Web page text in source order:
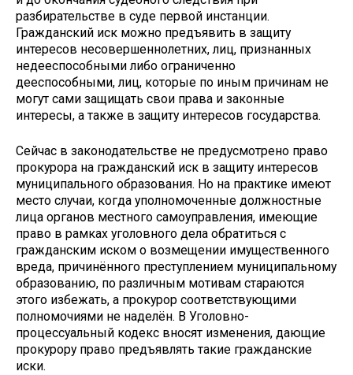
разбирательстве в суде первой инстанции.
Гражданский иск можно предъявить в защиту
интересов несовершеннолетних, лиц, признанных
недееспособными либо ограниченно
дееспособными, лиц, которые по иным причинам не
могут сами защищать свои права и законные
интересы, а также в защиту интересов государства.
Сейчас в законодательстве не предусмотрено право
прокурора на гражданский иск в защиту интересов
муниципального образования. Но на практике имеют
место случаи, когда уполномоченные должностные
лица органов местного самоуправления, имеющие
право в рамках уголовного дела обратиться с
гражданским иском о возмещении имущественного
вреда, причинённого преступлением муниципальному
образованию, по различным мотивам стараются
этого избежать, а прокурор соответствующими
полномочиями не наделён. В Уголовно-
процессуальный кодекс вносят изменения, дающие
прокурору право предъявлять такие гражданские
иски.